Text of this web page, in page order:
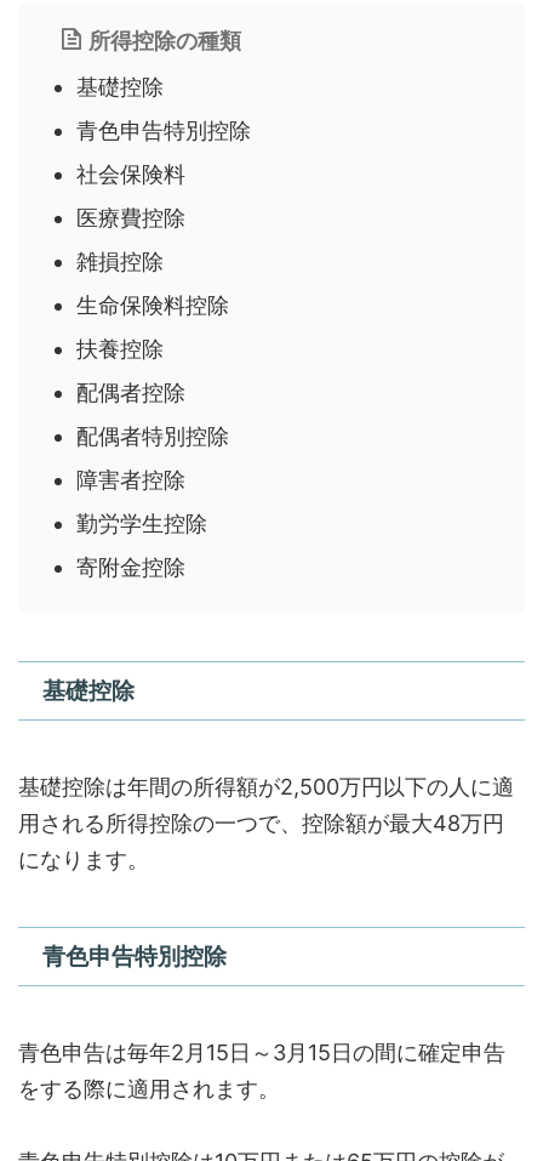
所得控除の種類
基礎控除
青色申告特別控除
社会保険料
医療費控除
雑損控除
生命保険料控除
扶養控除
配偶者控除
配偶者特別控除
障害者控除
勤労学生控除
寄附金控除
基礎控除
基礎控除は年間の所得額が2,500万円以下の人に適
用される所得控除の一つで、控除額が最大48万円
になります。
青色申告特別控除
青色申告は毎年2月15日～3月15日の間に確定申告
をする際に適用されます。